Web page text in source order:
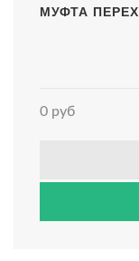
МУФТА
0 руб